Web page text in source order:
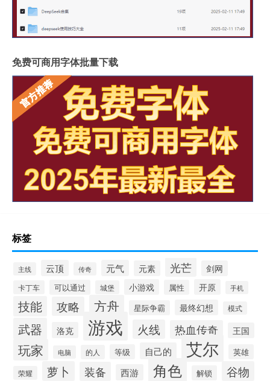
免费可商用字体批量下载
标签
主线 云顶 传奇 元气 元素 光芒 剑网
卡丁车 可以通过 城堡 小游戏 属性 开原 手机
技能 攻略 方舟 星际争霸 最终幻想 模式
武器 洛克 游戏 火线 热血传奇 王国
玩家 电脑 的人 等级 自己的 艾尔 英雄
荣耀 萝卜 装备 西游 角色 解锁 谷物